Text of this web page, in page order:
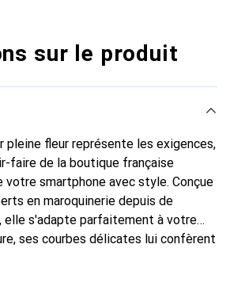
sur le produit
pleine fleur représente les exigences,
faire de la boutique française
votre smartphone avec style. Conçue
en maroquinerie depuis de
elle s'adapte parfaitement à votre
ses courbes délicates lui confèrent
pour votre smartphone. Reconnaître